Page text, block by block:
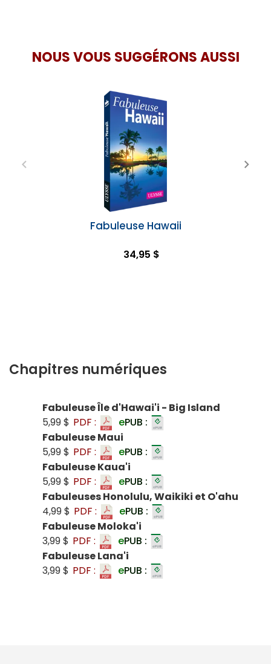
NOUS VOUS SUGGÉRONS AUSSI
Fabuleuse Hawaii
34,95 $
Chapitres numériques
Fabuleuse Île d'Hawai'i - Big Island
5,99 $ PDF : ePUB :
Fabuleuse Maui
5,99 $ PDF : ePUB :
Fabuleuse Kaua'i
5,99 $ PDF : ePUB :
Fabuleuses Honolulu, Waikiki et O'ahu
4,99 $ PDF : ePUB :
Fabuleuse Moloka'i
3,99 $ PDF : ePUB :
Fabuleuse Lana'i
3,99 $ PDF : ePUB :